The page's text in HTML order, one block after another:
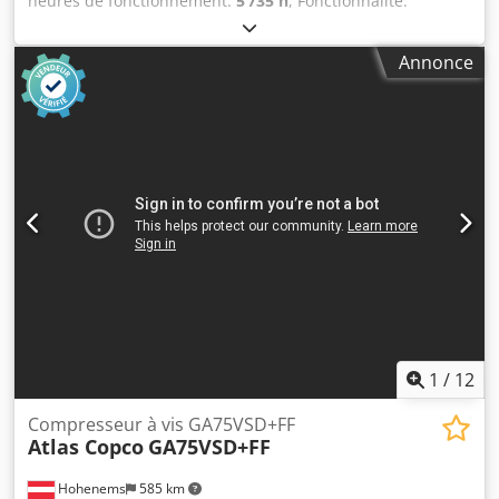
, Compresseur à vis sans huile
Atlas Copco ZR90 90 kW 7,50 bars 14 m3/min Année de
fabrication : 2012 Heures de fonctionnement : 5 735
Dsdpfx Aezqvvaehhekr
Annonce
1 / 12
Hohenems 585 km
Compresseur à vis GA75VSD+FF
Atlas Copco GA75VSD+FF